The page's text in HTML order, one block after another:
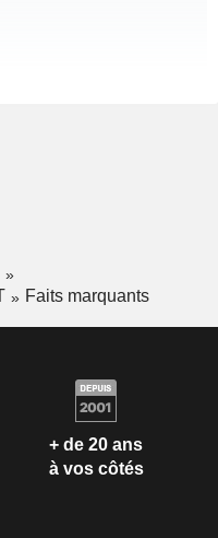
Faits marquants
+ de 20 ans
à vos côtés